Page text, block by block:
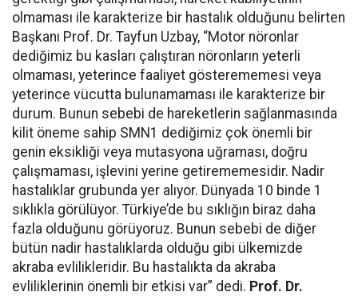
olmaması ile karakterize bir hastalık olduğunu belirten
Başkanı Prof. Dr. Tayfun Uzbay, “Motor nöronlar
dediğimiz bu kasları çalıştıran nöronların yeterli
olmaması, yeterince faaliyet gösterememesi veya
yeterince vücutta bulunamaması ile karakterize bir
durum. Bunun sebebi de hareketlerin sağlanmasında
kilit öneme sahip SMN1 dediğimiz çok önemli bir
genin eksikliği veya mutasyona uğraması, doğru
çalışmaması, işlevini yerine getirememesidir. Nadir
hastalıklar grubunda yer alıyor. Dünyada 10 binde 1
sıklıkla görülüyor. Türkiye’de bu sıklığın biraz daha
fazla olduğunu görüyoruz. Bunun sebebi de diğer
bütün nadir hastalıklarda olduğu gibi ülkemizde
akraba evlilikleridir. Bu hastalıkta da akraba
evliliklerinin önemli bir etkisi var” dedi. Prof. Dr.